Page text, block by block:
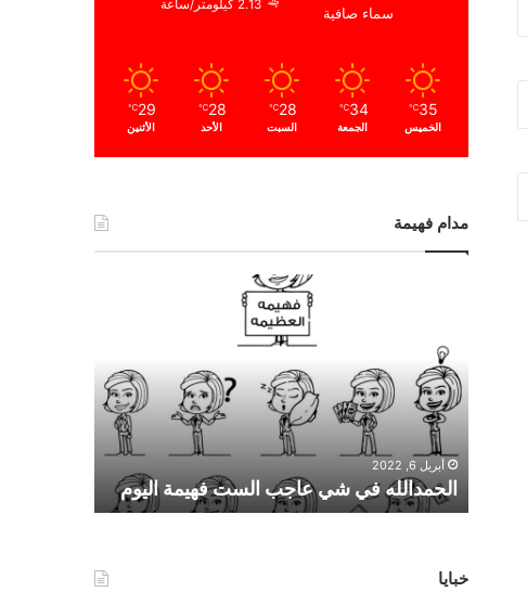
سماء صافية
2.13 كيلومتر/ساعة
35
℃
الخميس
34
℃
الجمعة
28
℃
السبت
28
℃
الأحد
29
℃
الأثنين
مدام فهيمة
د
ي
ع
أبريل 6, 2022
الحمدالله في شي عاجب الست فهيمة اليوم
خبايا